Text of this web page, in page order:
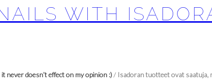
WITH
never doesn’t effect on my opinion :)/ Isadoran tuotteet ovat saatuja,